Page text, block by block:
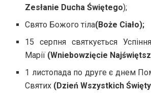
Zesłanie Ducha Świętego);
Свято Божого тіла(Boże Ciało);
15 серпня святкується
Марії (Wniebowzięcie
1 листопада по друге є днем
Святих (Dzień Wszystkich